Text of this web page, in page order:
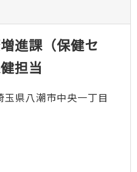
進課（保健セ
担当
県八潮市中央一丁目